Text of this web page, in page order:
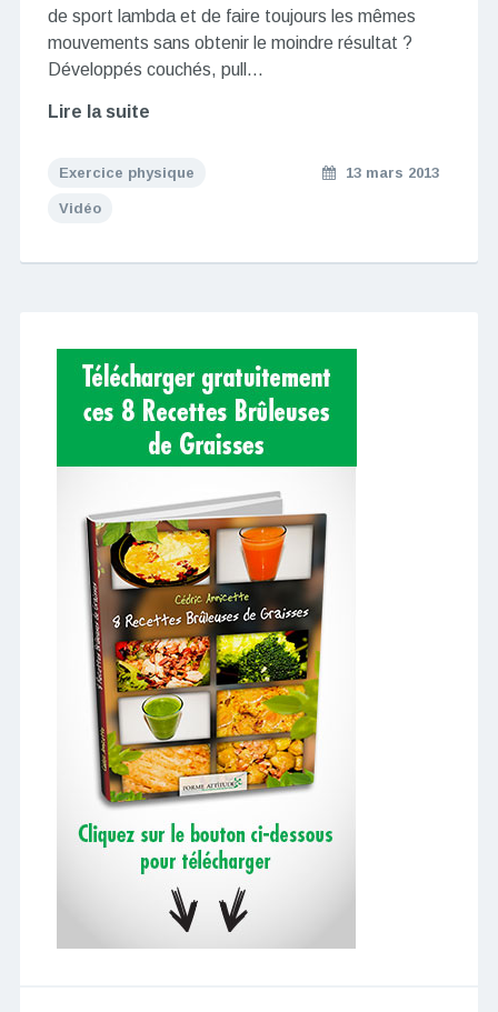
de sport lambda et de faire toujours les mêmes
mouvements sans obtenir le moindre résultat ?
Développés couchés, pull…
Lire la suite
Exercice physique
Vidéo
13 mars 2013